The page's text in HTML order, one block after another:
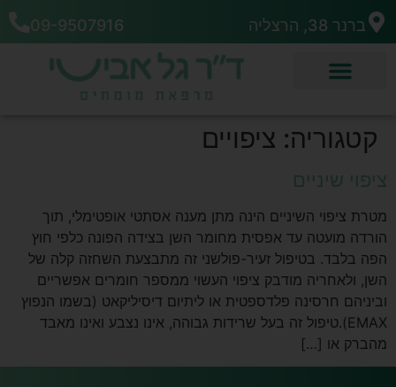
ברנר 38, הרצליה 09-9507916
קטגוריה: ציפויים
ציפוי שיניים
מטרת ציפוי השיניים הינה מתן מענה אסתטי אופטימלי, תוך
הורדה מועטה עד אפסית מחומר השן בצידה הפונה כלפי חוץ
הפה בלבד. בטיפול זעיר-פולשני זה מתבצעת השחזה קלה של
השן, ולאחריה מודבק ציפוי העשוי ממספר חומרים אפשריים
וביניהם חרסינה פלדספטית או ליתיום דיסיליקאט (בשמו הנפוץ
EMAX).טיפול זה בעל שרידות גבוהה, אינו נצבע ואינו מאבד
מהברק או […]